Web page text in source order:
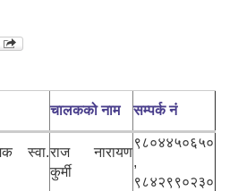
चालकको नाम सम्पर्क नं
स्वा.राज नारायण
कुर्मी
९८०४४५०६५०
,
९८४२९९०२३०